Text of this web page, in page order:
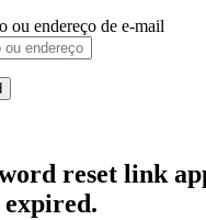
ou endereço de e-mail
reset link